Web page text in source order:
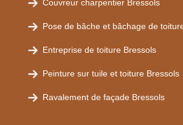
Couvreur charpentier Bressols
Pose de bâche et bâchage de
Entreprise de toiture Bressols
Peinture sur tuile et toiture Bressols
Ravalement de façade Bressols